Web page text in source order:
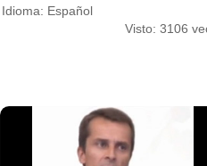
Idioma: Español
Visto: 3106